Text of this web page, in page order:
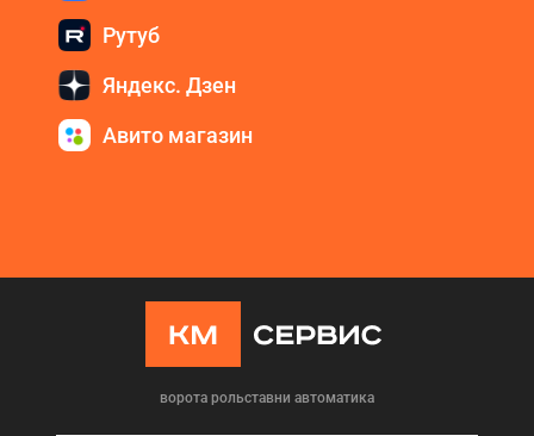
Рутуб
Яндекс. Дзен
Авито магазин
ворота рольставни автоматика